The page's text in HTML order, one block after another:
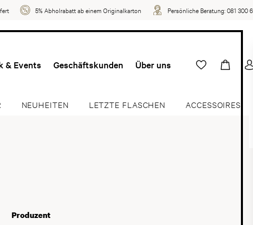
5% Abholrabatt ab einem Originalkarton Persönliche Beratung:081 300
& Events Geschäftskunden Über uns
NEUHEITEN LETZTE FLASCHEN ACCESSOIRES
Produzent